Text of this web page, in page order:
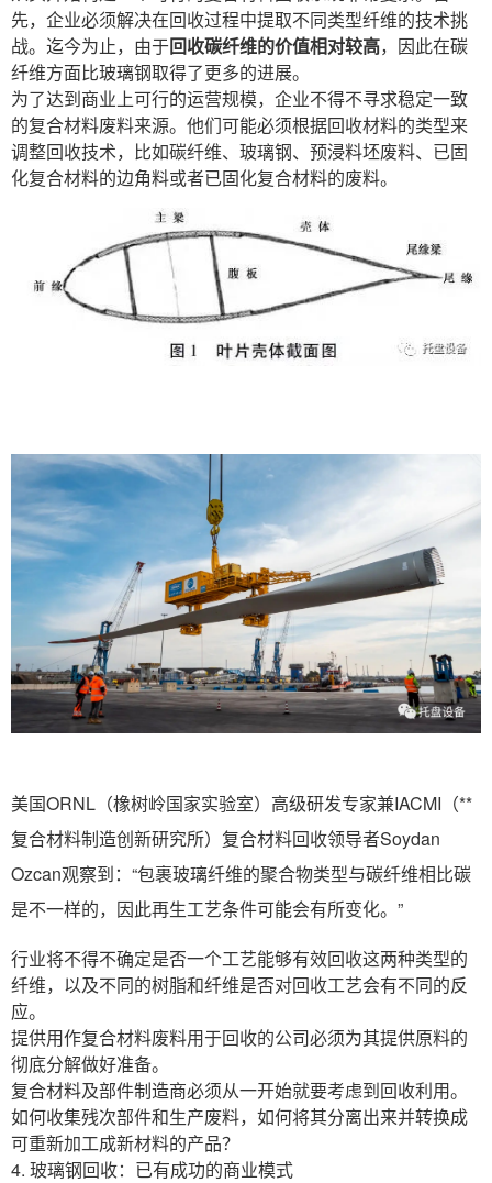
先，企业必须解决在回收过程中提取不同类型纤维的技术挑
战。迄今为止，由于回收碳纤维的价值相对较高，因此在碳
纤维方面比玻璃钢取得了更多的进展。
为了达到商业上可行的运营规模，企业不得不寻求稳定一致
的复合材料废料来源。他们可能必须根据回收材料的类型来
调整回收技术­，比如碳纤维、玻璃钢、预浸料坯废料、已固
化复合材料的边角料或者已固化复合材料的废料。
美国ORNL（橡树岭国家实验室）高级研发专家兼IACMI（**
复合材料制造创新研究所）复合材料回收领导者Soydan
Ozcan观察到：“包裹玻璃纤维的聚合物类型与碳纤维相比碳
是不一样的，因此再生工艺条件可能会有所变化。”
行业将不得不确定是否一个工艺能够有效回收这两种类型的
纤维，以及不同的树脂和纤维是否对回收工艺会有不同的反
应。
提供用作复合材料废料用于回收的公司必须为其提供原料的
彻底分解做好准备。
复合材料及部件制造商必须从一开始就要考虑到回收利用。
如何收集残次部件和生产废料，如何将其分离出来并转换成
可重新加工成新材料的产品？
4. 玻璃钢回收：已有成功的商业模式